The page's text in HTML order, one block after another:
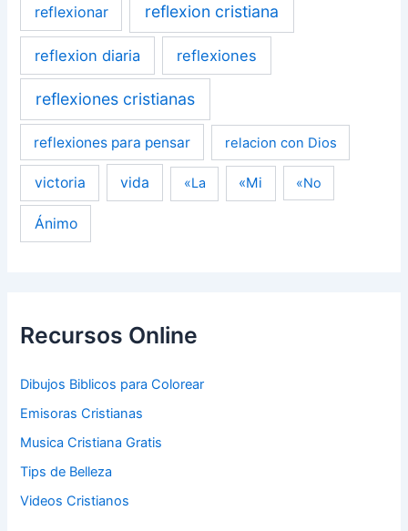
reflexionar reflexion cristiana
reflexion diaria reflexiones
reflexiones cristianas
reflexiones para pensar relacion con Dios
victoria vida «La «Mi «No
Ánimo
Recursos Online
Dibujos Biblicos para Colorear
Emisoras Cristianas
Musica Cristiana Gratis
Tips de Belleza
Videos Cristianos